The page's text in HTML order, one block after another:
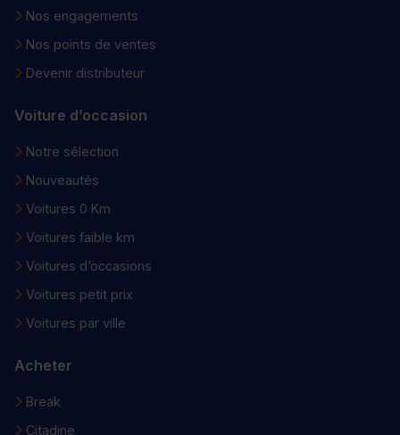
Nos engagements
Nos points de ventes
Devenir distributeur
Voiture d’occasion
Notre sélection
Nouveautés
Voitures 0 Km
Voitures faible km
Voitures d’occasions
Voitures petit prix
Voitures par ville
Acheter
Break
Citadine